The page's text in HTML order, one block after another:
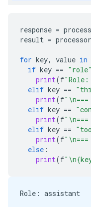
### 1. Chemical
The fundamental
*   **H**
*   **O**
This formula
Beyond the
response =
result = processor
for key, value in
if key == "role"
print(f
elif key ==
print(f" \n
elif key ==
print(f" \n
elif key ==
print(f" \n
else :
print(f" \n
Role: assistant